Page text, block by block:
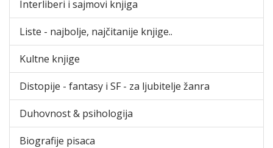
Interliberi i sajmovi knjiga
Liste - najbolje, najčitanije knjige..
Kultne knjige
Distopije - fantasy i SF - za ljubitelje žanra
Duhovnost & psihologija
Biografije pisaca